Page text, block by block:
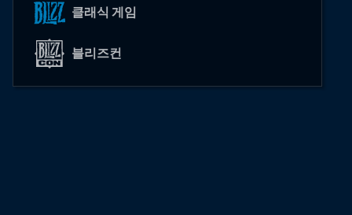
클래식 게임
블리즈컨